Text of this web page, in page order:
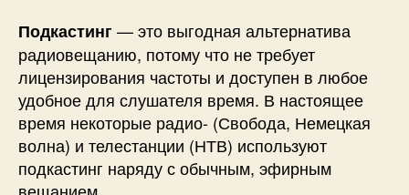
Подкастинг — это выгодная альтернатива
радиовещанию, потому что не требует
лицензирования частоты и доступен в любое
удобное для слушателя время. В настоящее
время некоторые радио- (Свобода, Немецкая
волна) и телестанции (НТВ) используют
подкастинг наряду с обычным, эфирным